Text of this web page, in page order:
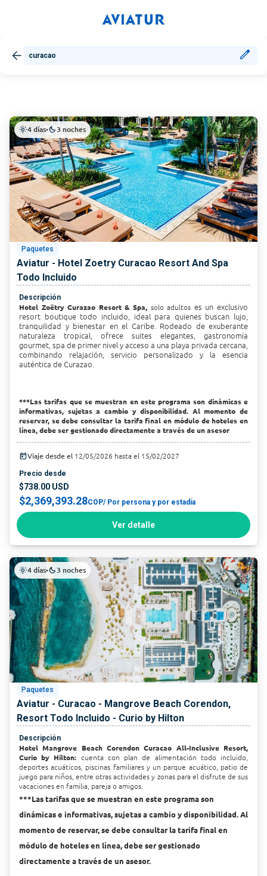
curacao
light_mode4 días•dark_mode3 noches
Paquetes
Aviatur - Hotel Zoetry Curacao Resort And Spa
Todo Incluido
Descripción
Hotel Zoëtry Curazao Resort & Spa, solo adultos es un exclusivo
resort boutique todo incluido, ideal para quienes buscan lujo,
tranquilidad y bienestar en el Caribe. Rodeado de exuberante
naturaleza tropical, ofrece suites elegantes, gastronomía
gourmet, spa de primer nivel y acceso a una playa privada cercana,
combinando relajación, servicio personalizado y la esencia
auténtica de Curazao.
***Las tarifas que se muestran en este programa son dinámicas e
informativas, sujetas a cambio y disponibilidad. Al momento de
reservar, se debe consultar la tarifa final en módulo de hoteles en
línea, debe ser gestionado directamente a través de un asesor
todayViaje desde el 12/05/2026 hasta el 15/02/2027
Precio desde
$738.00 USD
$2,369,393.28COP/ Por persona y por estadía
Ver detalle
light_mode4 días•dark_mode3 noches
Paquetes
Aviatur - Curacao - Mangrove Beach Corendon,
Resort Todo Incluido - Curio by Hilton
Descripción
Hotel Mangrove Beach Corendon Curacao All-Inclusive Resort,
Curio by Hilton: cuenta con plan de alimentación todo incluido,
deportes acuáticos, piscinas familiares y un parque acuático, patio de
juego para niños, entre otras actividades y zonas para el disfrute de sus
vacaciones en familia, pareja o amigos.
***Las tarifas que se muestran en este programa son
dinámicas e informativas, sujetas a cambio y disponibilidad. Al
momento de reservar, se debe consultar la tarifa final en
módulo de hoteles en línea, debe ser gestionado
directamente a través de un asesor.